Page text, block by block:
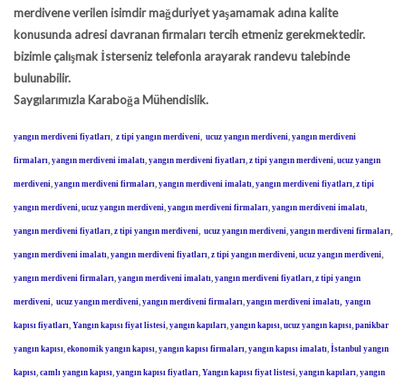
merdivene verilen isimdir mağduriyet yaşamamak adına kalite
konusunda adresi davranan firmaları tercih etmeniz gerekmektedir.
bizimle çalışmak İsterseniz telefonla arayarak randevu talebinde
bulunabilir.
Saygılarımızla Karaboğa Mühendislik.
yangın merdiveni fiyatları, z tipi yangın merdiveni, ucuz yangın merdiveni, yangın merdiveni
firmaları, yangın merdiveni imalatı, yangın merdiveni fiyatları, z tipi yangın merdiveni, ucuz yangın
merdiveni, yangın merdiveni firmaları, yangın merdiveni imalatı, yangın merdiveni fiyatları, z tipi
yangın merdiveni, ucuz yangın merdiveni, yangın merdiveni firmaları, yangın merdiveni imalatı,
yangın merdiveni fiyatları, z tipi yangın merdiveni, ucuz yangın merdiveni, yangın merdiveni firmaları,
yangın merdiveni imalatı, yangın merdiveni fiyatları, z tipi yangın merdiveni, ucuz yangın merdiveni,
yangın merdiveni firmaları, yangın merdiveni imalatı, yangın merdiveni fiyatları, z tipi yangın
merdiveni, ucuz yangın merdiveni, yangın merdiveni firmaları, yangın merdiveni imalatı, yangın
kapısı fiyatları, Yangın kapısı fiyat listesi, yangın kapıları, yangın kapısı, ucuz yangın kapısı, panikbar
yangın kapısı, ekonomik yangın kapısı, yangın kapısı firmaları, yangın kapısı imalatı, İstanbul yangın
kapısı, camlı yangın kapısı, yangın kapısı fiyatları, Yangın kapısı fiyat listesi, yangın kapıları, yangın